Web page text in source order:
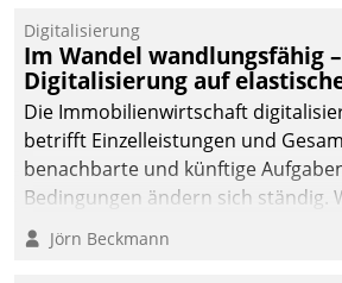
Digitalisierung
Im Wandel wandlungsfähig –
Digitalisierung auf
Die Immobilienwirtschaft
betrifft Einzelleistungen und
benachbarte und künftige
Bedingungen ändern sich ständig.
technisch die Kontrolle wahren und
fürs Wachsen öffnen?
Jörn Beckmann